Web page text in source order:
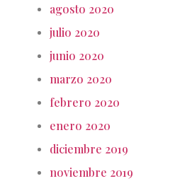
agosto 2020
julio 2020
junio 2020
marzo 2020
febrero 2020
enero 2020
diciembre 2019
noviembre 2019